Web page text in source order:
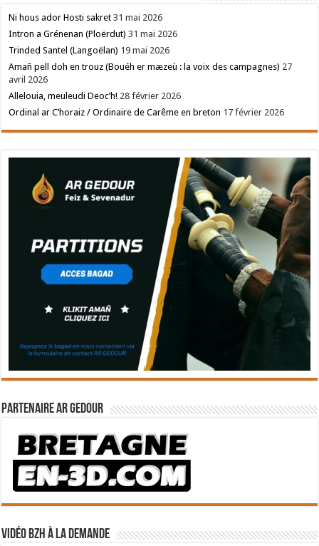
Ni hous ador Hosti sakret 31 mai 2026
Intron a Grénenan (Ploërdut) 31 mai 2026
Trinded Santel (Langoëlan) 19 mai 2026
Amañ pell doh en trouz (Bouéh er mæzeù : la voix des campagnes) 27
avril 2026
Allelouia, meuleudi Deoc’h! 28 février 2026
Ordinal ar C’horaiz / Ordinaire de Carême en breton 17 février 2026
Partenaire Ar Gedour
Vidéo BZH à la demande